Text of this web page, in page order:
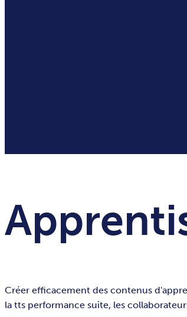
Créer efficacement des contenus
la tts performance suite, les